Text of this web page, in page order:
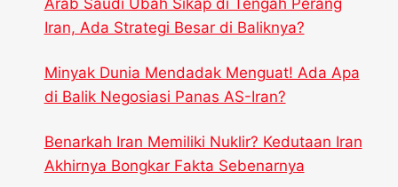
Arab Saudi Ubah Sikap di Tengah Perang
Iran, Ada Strategi Besar di Baliknya?
Minyak Dunia Mendadak Menguat! Ada Apa
di Balik Negosiasi Panas AS-Iran?
Benarkah Iran Memiliki Nuklir? Kedutaan Iran
Akhirnya Bongkar Fakta Sebenarnya